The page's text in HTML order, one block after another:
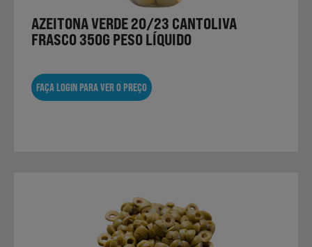
AZEITONA VERDE 20/23 CANTOLIVA
FRASCO 350G PESO LÍQUIDO
FAÇA LOGIN PARA VER O PREÇO